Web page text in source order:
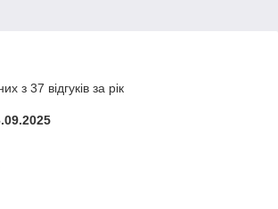
з 37 відгуків за рік